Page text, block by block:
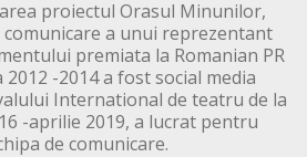
proiectul Orasul Minunilor,
a unui reprezentant
premiata la Romanian PR
2012 -2014 a fost social media
International de teatru de la
-aprilie 2019, a lucrat pentru
de comunicare.